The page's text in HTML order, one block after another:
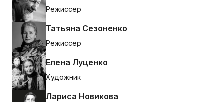
Режиссер
Татьяна Сезоненко
Режиссер
Елена Луценко
Художник
Лариса Новикова